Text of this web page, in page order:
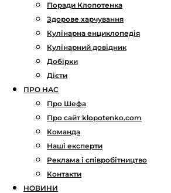
Поради Клопотенка
Здорове харчування
Кулінарна енциклопедія
Кулінарний довідник
Добірки
Дієти
ПРО НАС
Про Шефа
Про сайт klopotenko.com
Команда
Наші експерти
Реклама і співробітництво
Контакти
НОВИНИ